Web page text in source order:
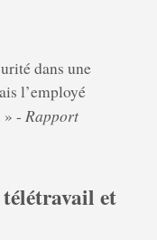
dans une
l’employé
» - Rapport
télétravail et